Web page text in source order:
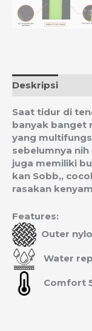
Deskripsi
Saat tidur di
banyak banget
yang
sebelumnya
juga memiliki
kan Sobb,,
rasakan
Features:
Outer
Water
Comfort